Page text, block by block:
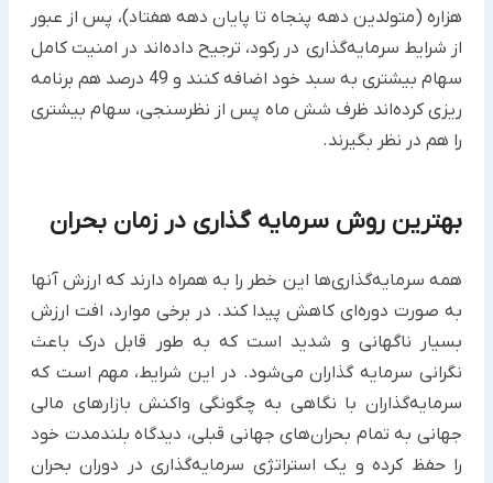
هزاره‌ (متولدین دهه پنجاه تا پایان دهه هفتاد)، پس از عبور
از شرایط سرمایه‌گذاری در رکود، ترجیح داده‌اند در امنیت کامل
سهام بیشتری به سبد خود اضافه کنند و 49 درصد هم برنامه
ریزی کرده‌اند ظرف شش ماه پس از نظرسنجی، سهام بیشتری
را هم در نظر بگیرند.
بهترین روش سرمایه‌ گذاری در زمان بحران
همه سرمایه‌گذاری‌ها این خطر را به همراه دارند که ارزش آنها
به صورت دوره‌ای کاهش پیدا کند. در برخی موارد، افت ارزش
بسیار ناگهانی و شدید است که به طور قابل درک باعث
نگرانی سرمایه گذاران می‌شود. در این شرایط، مهم است که
سرمایه‌گذاران با نگاهی به چگونگی واکنش بازارهای مالی
جهانی به تمام بحران‌های جهانی قبلی، دیدگاه بلندمدت خود
را حفظ کرده و یک استراتژی سرمایه‌گذاری در دوران بحران